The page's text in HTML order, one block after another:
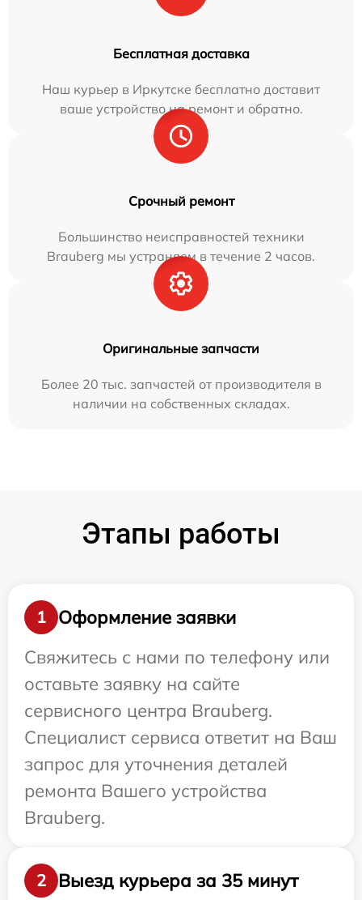
Бесплатная доставка
Наш курьер в Иркутске бесплатно доставит
ваше устройство на ремонт и обратно.
Срочный ремонт
Большинство неисправностей техники
Brauberg мы устраняем в течение 2 часов.
Оригинальные запчасти
Более 20 тыс. запчастей от производителя в
наличии на собственных складах.
Этапы работы
1
Оформление заявки
Свяжитесь с нами по телефону или
оставьте заявку на сайте
сервисного центра Brauberg.
Специалист сервиса ответит на Ваш
запрос для уточнения деталей
ремонта Вашего устройства
Brauberg.
2 Выезд курьера за 35 минут